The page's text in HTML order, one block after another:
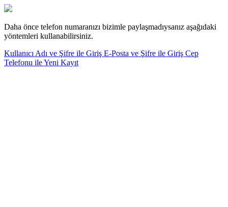
Daha önce telefon numaranızı bizimle paylaşmadıysanız aşağıdaki
yöntemleri kullanabilirsiniz.
Kullanıcı Adı ve Şifre ile Giriş E-Posta ve Şifre ile Giriş Cep
Telefonu ile Yeni Kayıt